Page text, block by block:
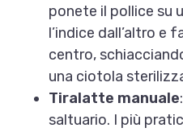
ponete il pollice su
l’indice dall’altro e
centro,
una ciotola
Tiralatte manuale
saltuario. I più